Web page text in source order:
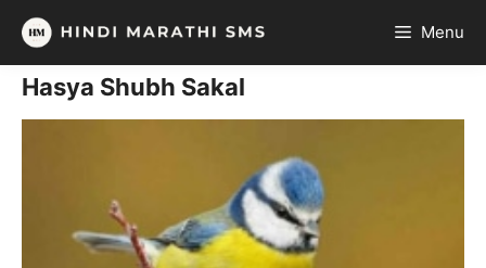
Skip
content
Menu
Hasya Shubh Sakal